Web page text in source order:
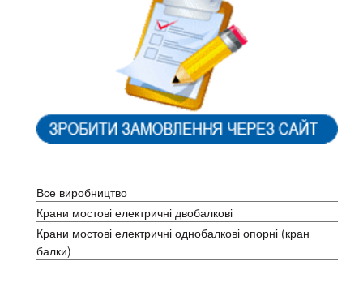
Все виробництво
Крани мостові електричні двобалкові
Крани мостові електричні однобалкові опорні (кран
балки)